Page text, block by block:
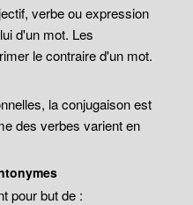
verbe ou expression
d'un mot. Les
le contraire d'un mot.
la conjugaison est
des verbes varient en
pour but de :